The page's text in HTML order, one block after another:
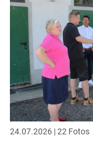
24.07.2026 | 22 Fotos